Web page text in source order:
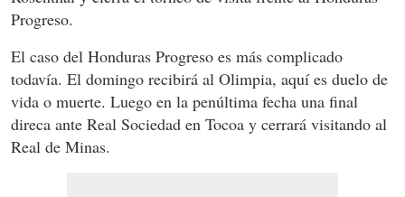
Progreso.
El caso del Honduras Progreso es más complicado
todavía. El domingo recibirá al Olimpia, aquí es duelo de
vida o muerte. Luego en la penúltima fecha una final
direca ante Real Sociedad en Tocoa y cerrará visitando al
Real de Minas.